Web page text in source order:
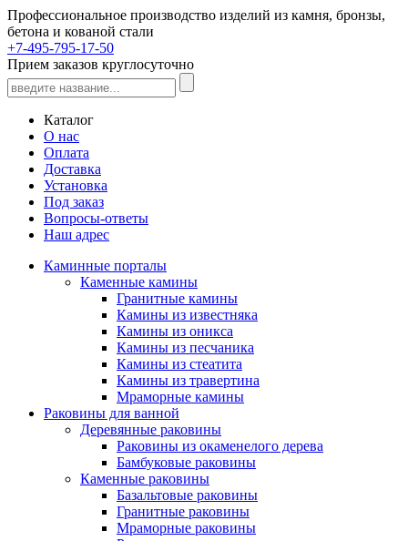
Профессиональное производство изделий из камня, бронзы,
бетона и кованой стали
+7-495-795-17-50
Прием заказов круглосуточно
Каталог
О нас
Оплата
Доставка
Установка
Под заказ
Вопросы-ответы
Наш адрес
Каминные порталы
Каменные камины
Гранитные камины
Камины из известняка
Камины из оникса
Камины из песчаника
Камины из стеатита
Камины из травертина
Мраморные камины
Раковины для ванной
Деревянные раковины
Раковины из окаменелого дерева
Бамбуковые раковины
Каменные раковины
Базальтовые раковины
Гранитные раковины
Мраморные раковины